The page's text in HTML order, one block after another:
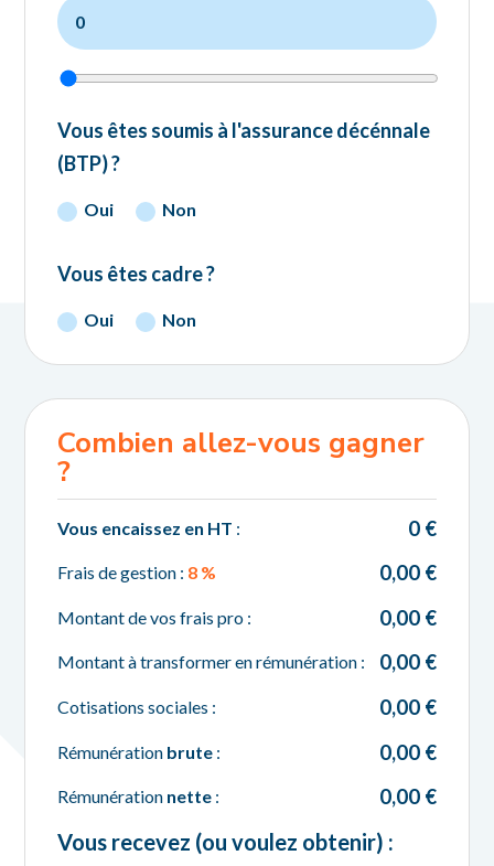
Vous êtes soumis à l'assurance décénnale
(BTP) ?
Oui Non
Vous êtes cadre ?
Oui Non
Combien allez-vous gagner
?
Vous encaissez en HT : 0 €
Frais de gestion : 8 % 0,00 €
Montant de vos frais pro : 0,00 €
Montant à transformer en rémunération : 0,00 €
Cotisations sociales : 0,00 €
Rémunération brute : 0,00 €
Rémunération nette : 0,00 €
Vous recevez (ou voulez obtenir) :